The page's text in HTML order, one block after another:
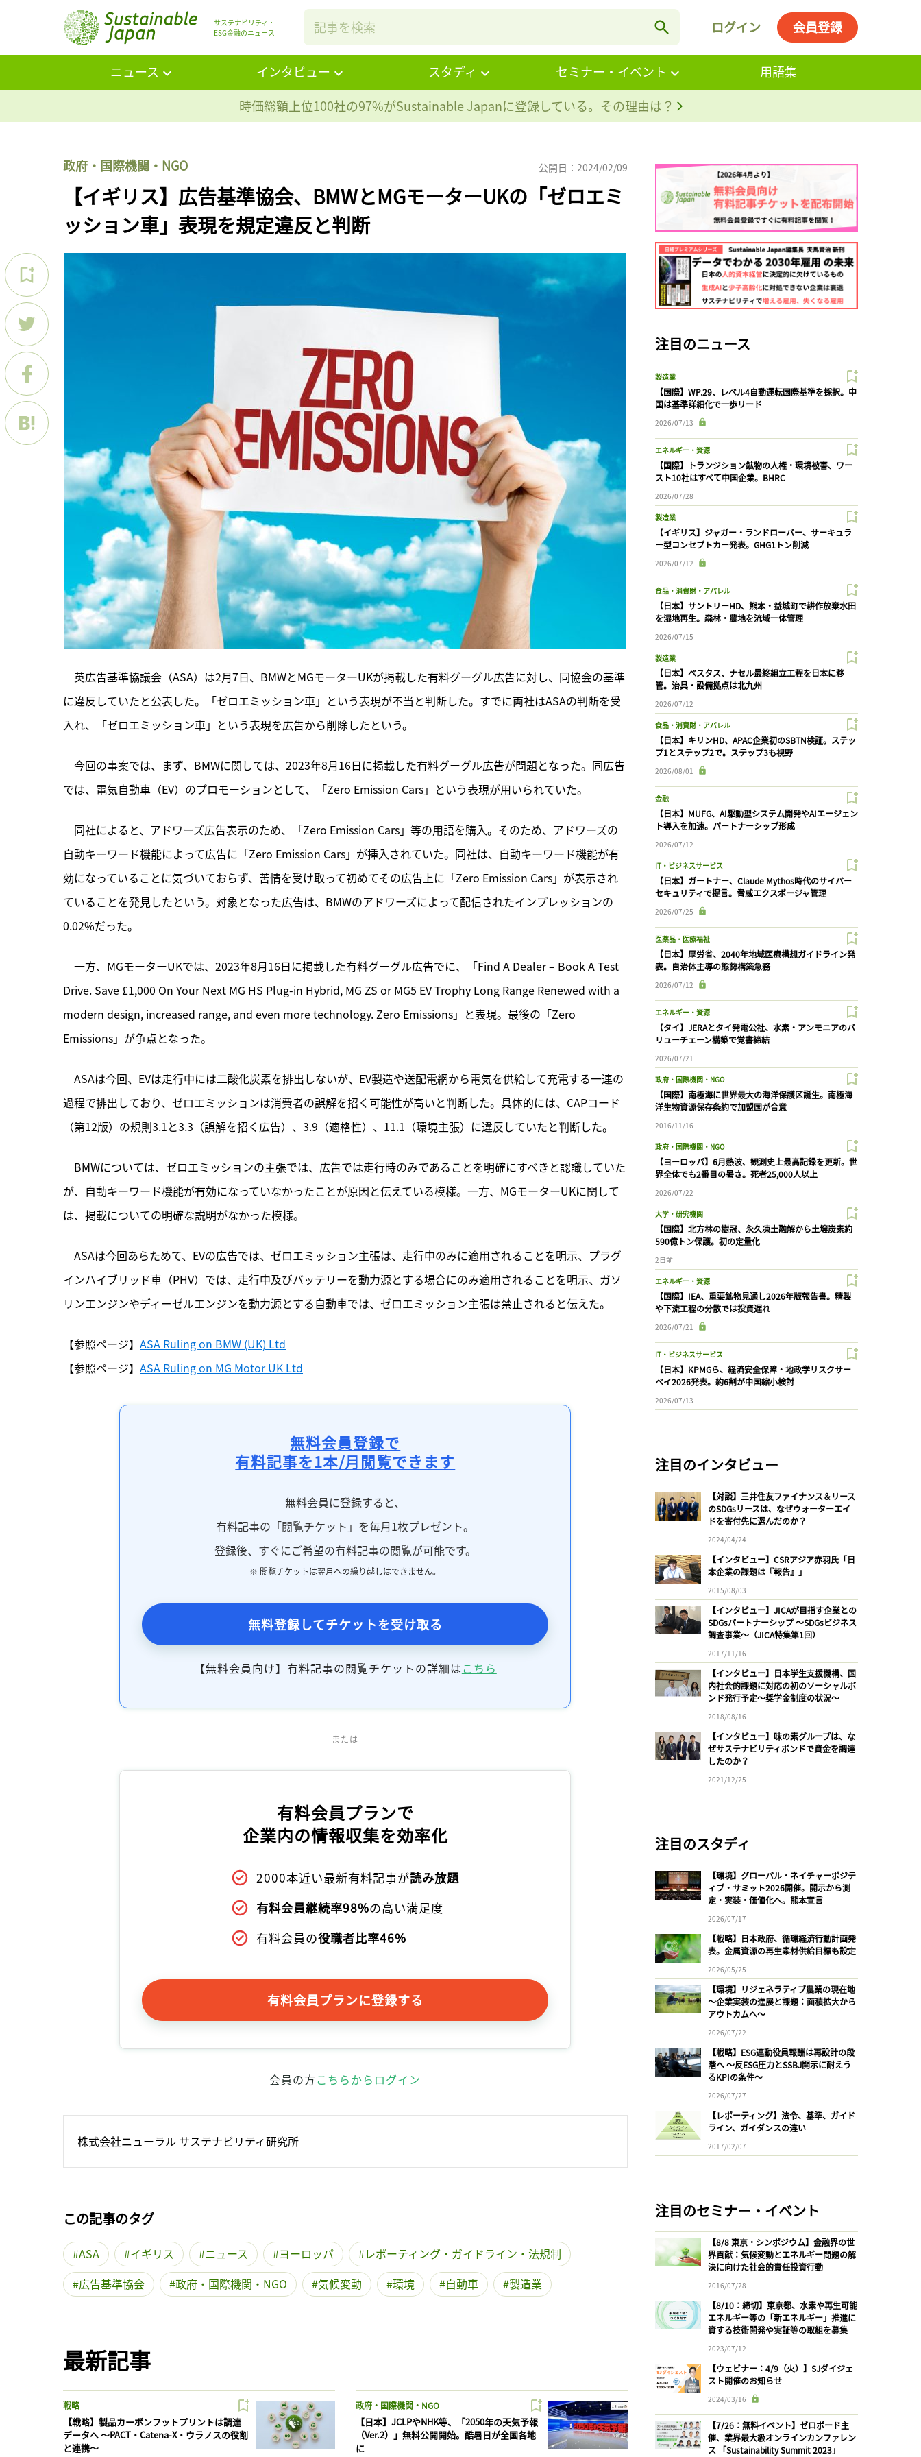
サステナビリティ・
ESG金融のニュース
ログイン 会員登録
ニュース インタビュー スタディ セミナー・イベント
用語集
時価総額上位100社の97%がSustainable Japanに登録している。その理由は？
政府・国際機関・NGO 公開日：2024/02/09
【イギリス】広告基準協会、BMWとMGモーターUKの「ゼロエミ
ッション車」表現を規定違反と判断
英広告基準協議会（ASA）は2月7日、BMWとMGモーターUKが掲載した有料グーグル広告に対し、同協会の基準
に違反していたと公表した。「ゼロエミッション車」という表現が不当と判断した。すでに両社はASAの判断を受
入れ、「ゼロエミッション車」という表現を広告から削除したという。
今回の事案では、 まず、BMWに関しては、2023年8月16日に掲載した有料グーグル広告が問題となった。同広告
では、電気自動車（EV）のプロモーションとして、「Zero Emission Cars」という表現が用いられていた。
同社によると、アドワーズ広告表示のため、「Zero Emission Cars」等の用語を購入。そのため、アドワーズの
自動キーワード機能によって広告に「Zero Emission Cars」が挿入されていた。同社は、自動キーワード機能が有
効になっていることに気づいておらず、苦情を受け取って初めてその広告上に「Zero Emission Cars」が表示され
ていることを発見したという。対象となった広告は、BMWのアドワーズによって配信されたインプレッションの
0.02%だった。
一方、MGモーターUKでは、2023年8月16日に掲載した有料グーグル広告でに、「Find A Dealer – Book A Test
Drive. Save £1,000 On Your Next MG HS Plug-in Hybrid, MG ZS or MG5 EV Trophy Long Range Renewed with a
modern design, increased range, and even more technology. Zero Emissions」と表現。最後の「Zero
Emissions」が争点となった。
ASAは今回、EVは走行中には二酸化炭素を排出しないが、EV製造や送配電網から電気を供給して充電する一連の
過程で排出しており、ゼロエミッションは消費者の誤解を招く可能性が高いと判断した。具体的には、CAPコード
（第12版）の規則3.1と3.3（誤解を招く広告）、3.9（適格性）、11.1（環境主張）に違反していたと判断した。
BMWについては、ゼロエミッションの主張では、広告では走行時のみであることを明確にすべきと認識していた
が、自動キーワード機能が有効になっていなかったことが原因と伝えている模様。一方、MGモーターUKに関して
は、掲載についての明確な説明がなかった模様。
ASAは今回あらためて、EVの広告では、ゼロエミッション主張は、走行中のみに適用されることを明示、プラグ
インハイブリッド車（PHV）では、走行中及びバッテリーを動力源とする場合にのみ適用されることを明示、ガソ
リンエンジンやディーゼルエンジンを動力源とする自動車では、ゼロエミッション主張は禁止されると伝えた。
【参照ページ】 ASA Ruling on BMW (UK) Ltd
【参照ページ】 ASA Ruling on MG Motor UK Ltd
無料会員登録で
有料記事を1本/月閲覧できます
無料会員に登録すると、
有料記事の「閲覧チケット」を毎月1枚プレゼント。
登録後、すぐにご希望の有料記事の閲覧が可能です。
※ 閲覧チケットは翌月への繰り越しはできません。
無料登録してチケットを受け取る
【無料会員向け】有料記事の閲覧チケットの詳細はこちら
または
有料会員プランで
企業内の情報収集を効率化
2000本近い最新有料記事が読み放題
有料会員継続率98%の高い満足度
有料会員の役職者比率46%
有料会員プランに登録する
会員の方こちらからログイン
株式会社ニューラル サステナビリティ研究所
この記事のタグ
ASA イギリス ニュース ヨーロッパ
レポーティング・ガイドライン・法規制
広告基準協会
政府・国際機関・NGO 気候変動 環境 自動車 製造業
最新記事
戦略
【戦略】製品カーボンフットプリントは調達
データへ 〜PACT・Catena-X・ウラノスの役割
と連携〜
政府・国際機関・NGO
【日本】JCLPやNHK等、「2050年の天気予報
（Ver.2）」無料公開開始。酷暑日が全国各地
に
注目のニュース
製造業
【国際】WP.29、レベル4自動運転国際基準を採択。中
国は基準詳細化で一歩リード
2026/07/13
エネルギー・資源
【国際】トランジション鉱物の人権・環境被害、ワー
スト10社はすべて中国企業。BHRC
2026/07/28
製造業
【イギリス】ジャガー・ランドローバー、サーキュラ
ー型コンセプトカー発表。GHG1トン削減
2026/07/12
食品・消費財・アパレル
【日本】サントリーHD、熊本・益城町で耕作放棄水田
を湿地再生。森林・農地を流域一体管理
2026/07/15
製造業
【日本】ベスタス、ナセル最終組立工程を日本に移
管。治具・設備拠点は北九州
2026/07/12
食品・消費財・アパレル
【日本】キリンHD、APAC企業初のSBTN検証。ステッ
プ1とステップ2で。ステップ3も視野
2026/08/01
金融
【日本】MUFG、AI駆動型システム開発やAIエージェン
ト導入を加速。パートナーシップ形成
2026/07/12
IT・ビジネスサービス
【日本】ガートナー、Claude Mythos時代のサイバー
セキュリティで提言。脅威エクスポージャ管理
2026/07/25
医薬品・医療福祉
【日本】厚労省、2040年地域医療構想ガイドライン発
表。自治体主導の態勢構築急務
2026/07/12
エネルギー・資源
【タイ】JERAとタイ発電公社、水素・アンモニアのバ
リューチェーン構築で覚書締結
2026/07/21
政府・国際機関・NGO
【国際】南極海に世界最大の海洋保護区誕生。南極海
洋生物資源保存条約で加盟国が合意
2016/11/16
政府・国際機関・NGO
【ヨーロッパ】6月熱波、観測史上最高記録を更新。世
界全体でも2番目の暑さ。死者25,000人以上
2026/07/22
大学・研究機関
【国際】北方林の樹冠、永久凍土融解から土壌炭素約
590億トン保護。初の定量化
2日前
エネルギー・資源
【国際】IEA、重要鉱物見通し2026年版報告書。精製
や下流工程の分散では投資遅れ
2026/07/21
IT・ビジネスサービス
【日本】KPMGら、経済安全保障・地政学リスクサー
ベイ2026発表。約6割が中国縮小検討
2026/07/13
注目のインタビュー
【対談】三井住友ファイナンス＆リース
のSDGsリースは、なぜウォーターエイ
ドを寄付先に選んだのか？
2024/04/24
【インタビュー】CSRアジア赤羽氏「日
本企業の課題は『報告』」
2015/08/03
【インタビュー】JICAが目指す企業との
SDGsパートナーシップ 〜SDGsビジネス
調査事業〜（JICA特集第1回）
2017/11/16
【インタビュー】日本学生支援機構、国
内社会的課題に対応の初のソーシャルボ
ンド発行予定〜奨学金制度の状況〜
2018/08/16
【インタビュー】味の素グループは、な
ぜサステナビリティボンドで資金を調達
したのか？
2021/12/25
注目のスタディ
【環境】グローバル・ネイチャーポジテ
ィブ・サミット2026開催。開示から測
定・実装・価値化へ。熊本宣言
2026/07/17
【戦略】日本政府、循環経済行動計画発
表。金属資源の再生素材供給目標も設定
2026/05/25
【環境】リジェネラティブ農業の現在地
〜企業実装の進展と課題：面積拡大から
アウトカムへ〜
2026/07/22
【戦略】ESG連動役員報酬は再設計の段
階へ 〜反ESG圧力とSSBJ開示に耐えう
るKPIの条件〜
2026/07/27
【レポーティング】法令、基準、ガイド
ライン、ガイダンスの違い
2017/02/07
注目のセミナー・イベント
【8/8 東京・シンポジウム】金融界の世
界貢献：気候変動とエネルギー問題の解
決に向けた社会的責任投資行動
2016/07/28
【8/10：締切】東京都、水素や再生可能
エネルギー等の「新エネルギー」推進に
資する技術開発や実証等の取組を募集
2023/07/12
【ウェビナー：4/9（火）】SJダイジェ
スト開催のお知らせ
2024/03/16
【7/26：無料イベント】ゼロボード主
催、業界最大級オンラインカンファレン
ス 「Sustainability Summit 2023」
記事をお気に入りに保存するには
ログインが必要です
ログイン 会員登録